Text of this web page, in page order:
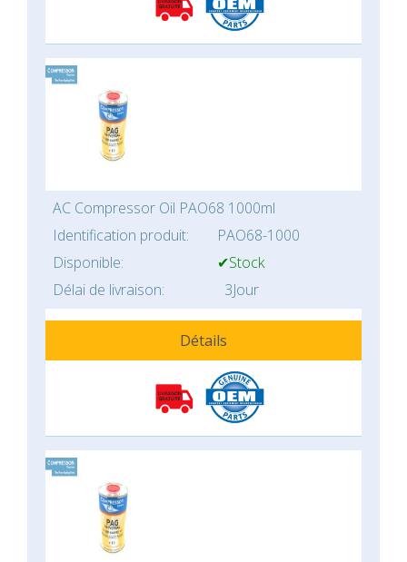
AC Compressor Oil PAO68 1000ml
Identification produit:
PAO68-1000
Disponible:
✔Stock
Délai de livraison:
3Jour
Détails